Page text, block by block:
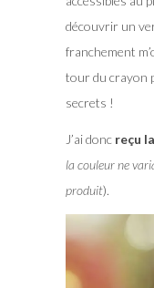
découvrir un
franchement
tour du crayon
secrets !
J’ai donc reçu
la couleur ne
produit).